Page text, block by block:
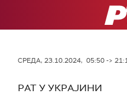
РТС
СРЕДА, 23.10.2024, 05:50 ->
РАТ У УКРАЈИНИ